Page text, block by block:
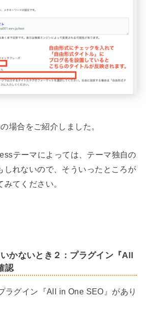
場合をご紹介しました。
テーマによっては、テーマ独自の
しれないので、そういったところが
てください。
かないとき２：プラグイン『All
認
ラグイン『All in One SEO』があり